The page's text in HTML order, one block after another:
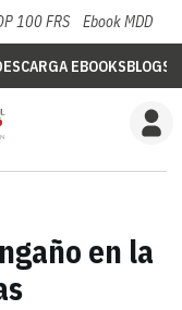
100 FRS Ebook MDD
EBOOKSBLOGS
en la